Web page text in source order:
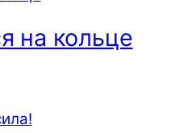
на кольце